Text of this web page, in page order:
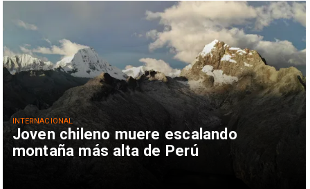
Joven chileno muere escalando
montaña más alta de Perú
INTERNACIONAL